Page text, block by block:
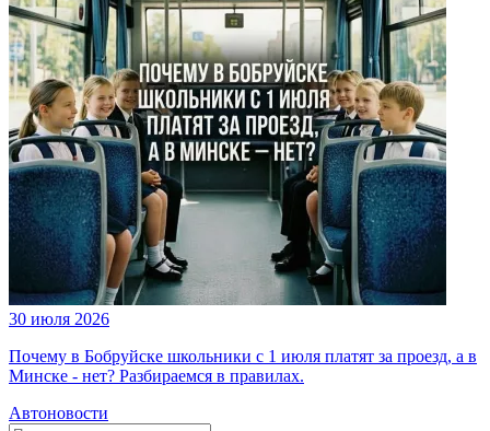
30 июля 2026
Почему в Бобруйске школьники с 1 июля платят за проезд, а в
Минске - нет? Разбираемся в правилах.
Автоновости